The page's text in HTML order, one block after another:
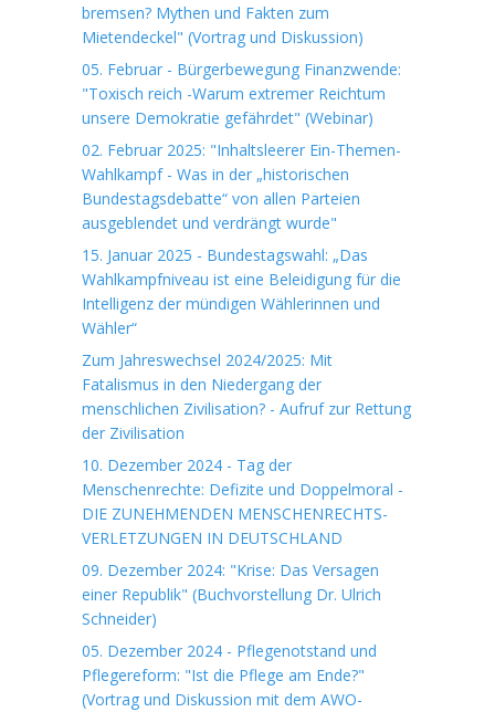
bremsen? Mythen und Fakten zum
Mietendeckel" (Vortrag und Diskussion)
05. Februar - Bürgerbewegung Finanzwende:
"Toxisch reich -Warum extremer Reichtum
unsere Demokratie gefährdet" (Webinar)
02. Februar 2025: "Inhaltsleerer Ein-Themen-
Wahlkampf - Was in der „historischen
Bundestagsdebatte“ von allen Parteien
ausgeblendet und verdrängt wurde"
15. Januar 2025 - Bundestagswahl: „Das
Wahlkampfniveau ist eine Beleidigung für die
Intelligenz der mündigen Wählerinnen und
Wähler“
Zum Jahreswechsel 2024/2025: Mit
Fatalismus in den Niedergang der
menschlichen Zivilisation? - Aufruf zur Rettung
der Zivilisation
10. Dezember 2024 - Tag der
Menschenrechte: Defizite und Doppelmoral -
DIE ZUNEHMENDEN MENSCHENRECHTS-
VERLETZUNGEN IN DEUTSCHLAND
09. Dezember 2024: "Krise: Das Versagen
einer Republik" (Buchvorstellung Dr. Ulrich
Schneider)
05. Dezember 2024 - Pflegenotstand und
Pflegereform: "Ist die Pflege am Ende?"
(Vortrag und Diskussion mit dem AWO-